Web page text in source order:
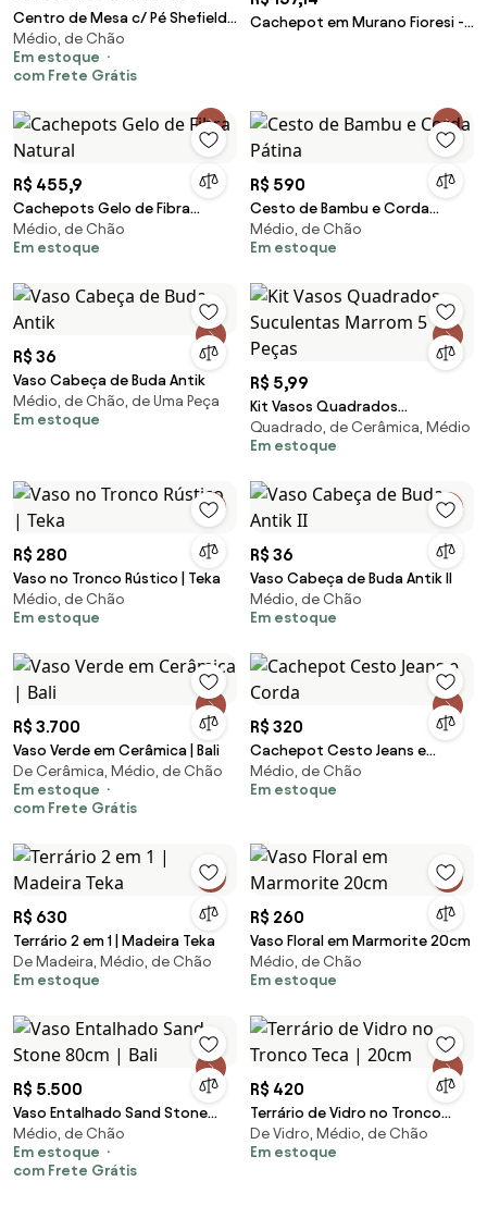
Centro de Mesa c/ Pé Shefield
Plate - M M
Médio, de Chão
Em estoque
com Frete Grátis
Cachepot em Murano Fioresi -
R$ 455,9
Cachepots Gelo de Fibra
Natural
Médio, de Chão
Em estoque
R$ 590
Cesto de Bambu e Corda
Pátina
Médio, de Chão
Em estoque
R$ 36
Vaso Cabeça de Buda Antik
Médio, de Chão, de Uma Peça
Em estoque
R$ 5,99
Kit Vasos Quadrados
Suculentas Marrom 5 Peças
Quadrado, de Cerâmica, Médio
Em estoque
R$ 280
Vaso no Tronco Rústico | Teka
Médio, de Chão
Em estoque
R$ 36
Vaso Cabeça de Buda Antik II
Médio, de Chão
Em estoque
R$ 3.700
Vaso Verde em Cerâmica | Bali
De Cerâmica, Médio, de Chão
Em estoque
com Frete Grátis
R$ 320
Cachepot Cesto Jeans e
Corda
Médio, de Chão
Em estoque
R$ 630
Terrário 2 em 1 | Madeira Teka
De Madeira, Médio, de Chão
Em estoque
R$ 260
Vaso Floral em Marmorite 20cm
Médio, de Chão
Em estoque
R$ 5.500
Vaso Entalhado Sand Stone
80cm | Bali
Médio, de Chão
Em estoque
com Frete Grátis
R$ 420
Terrário de Vidro no Tronco
Teca | 20cm
De Vidro, Médio, de Chão
Em estoque